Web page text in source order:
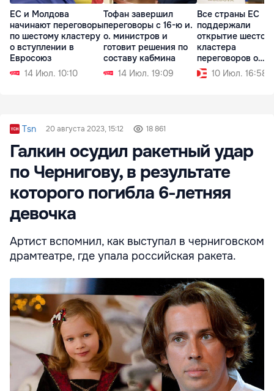
ЕС и Молдова
начинают переговоры
по шестому кластеру
о вступлении в
Евросоюз
14 Июл. 10:10
Тофан завершил
переговоры с 16-ю и.
о. министров и
готовит решения по
составу кабмина
14 Июл. 19:09
Все страны ЕС
поддержали
открытие шестого
кластера
переговоров о
вступлении
10 Июл. 16:58
Tsn 20 августа 2023, 15:12 18 861
Галкин осудил ракетный удар
по Чернигову, в результате
которого погибла 6-летняя
девочка
Артист вспомнил, как выступал в черниговском
драмтеатре, где упала российская ракета.